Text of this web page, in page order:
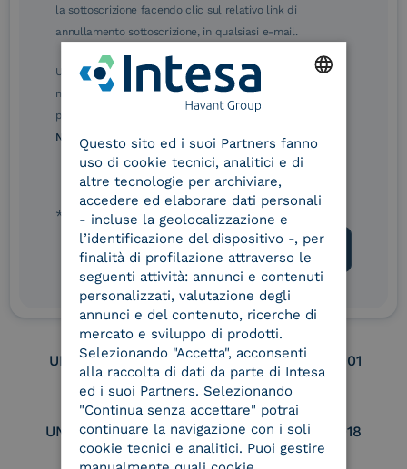
eIDAS Qualified Trust
Service Provider
eIDAS Qualified Trust
Service Provider for
Remote Qualified
Electronic Signature /
Seal Creation
Service Provider e
Aggregatore SPID
Service Provider e
Aggregatore CIE
Conservatore
qualificato
UNI EN ISO 37001
UNI EN ISO 9001 UNI EN ISO 27001
UNI EN ISO 27017 UNI EN ISO 27018
la sottoscrizione facendo clic sul relativo link di
annullamento sottoscrizione, in qualsiasi e-mail.
Ulteriori informazioni sulle procedure sono disponibili
nelle Norme di tutela della privacy INTESA. Inoltrando il
presente modulo, dichiaro di aver letto e compreso le
Norme di tutela della privacy INTESA
* campo obbligatorio
ITALIAN
Questo sito ed i suoi Partners fanno
uso di cookie tecnici, analitici e di
altre tecnologie per archiviare,
accedere ed elaborare dati personali
- incluse la geolocalizzazione e
l’identificazione del dispositivo -, per
finalità di profilazione attraverso le
seguenti attività: annunci e contenuti
personalizzati, valutazione degli
annunci e del contenuto, ricerche di
mercato e sviluppo di prodotti.
Selezionando "Accetta", acconsenti
alla raccolta di dati da parte di Intesa
ed i suoi Partners. Selezionando
"Continua senza accettare" potrai
continuare la navigazione con i soli
cookie tecnici e analitici. Puoi gestire